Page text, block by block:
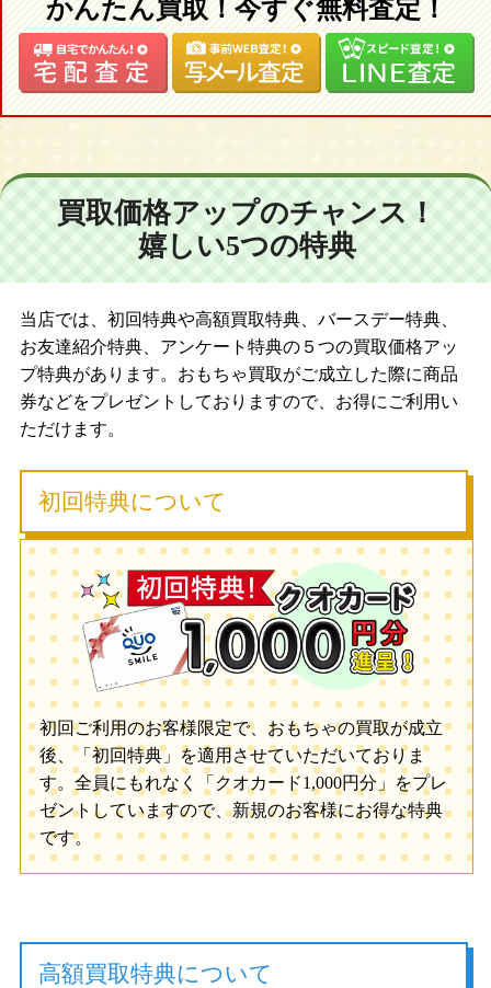
かんたん買取！今すぐ無料査定！
買取価格アップのチャンス！
嬉しい5つの特典
当店では、初回特典や高額買取特典、バースデー特典、
お友達紹介特典、アンケート特典の５つの買取価格アッ
プ特典があります。おもちゃ買取がご成立した際に商品
券などをプレゼントしておりますので、お得にご利用い
ただけます。
初回特典について
初回ご利用のお客様限定で、おもちゃの買取が成立
後、「初回特典」を適用させていただいておりま
す。全員にもれなく「クオカード1,000円分」をプレ
ゼントしていますので、新規のお客様にお得な特典
です。
高額買取特典について